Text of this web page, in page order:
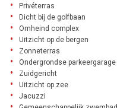
Privéterras
Dicht bij de golfbaan
Omheind complex
Uitzicht op de bergen
Zonneterras
Ondergrondse parkeergarage
Zuidgericht
Uitzicht op zee
Jacuzzi